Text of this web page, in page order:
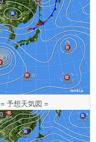
= 予想天気図 =